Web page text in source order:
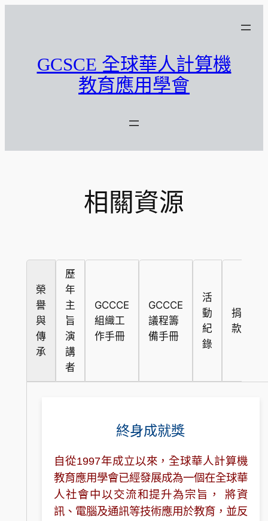
GCSCE 全球華人計算機
教育應用學會
相關資源
榮
譽
與
傳
承
歷
年
主
旨
演
講
者
GCCCE
組織工
作手冊
GCCCE
議程籌
備手冊
活
動
紀
錄
捐
款
終身成就獎
自從1997年成立以來，全球華人計算機
教育應用學會已經發展成為一個在全球華
人社會中以交流和提升為宗旨， 將資
訊、電腦及通訊等技術應用於教育，並反